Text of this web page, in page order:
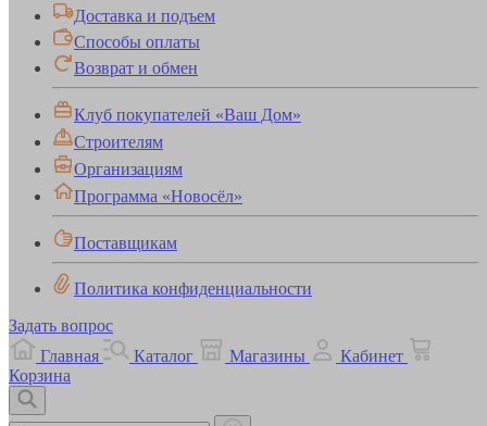
Доставка и подъем
Способы оплаты
Возврат и обмен
Клуб покупателей «Ваш Дом»
Строителям
Организациям
Программа «Новосёл»
Поставщикам
Политика конфиденциальности
Задать вопрос
Главная
Каталог Магазины
Кабинет
Корзина